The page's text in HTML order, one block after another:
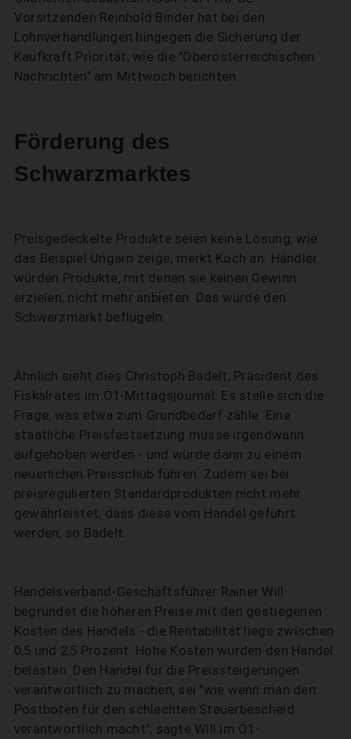
Vorsitzenden Reinhold Binder hat bei den
Lohnverhandlungen hingegen die Sicherung der
Kaufkraft Priorität, wie die "Oberösterreichischen
Nachrichten" am Mittwoch berichten.
Förderung des
Schwarzmarktes
Preisgedeckelte Produkte seien keine Lösung, wie
das Beispiel Ungarn zeige, merkt Koch an. Händler
würden Produkte, mit denen sie keinen Gewinn
erzielen, nicht mehr anbieten. Das würde den
Schwarzmarkt beflügeln.
Ähnlich sieht dies Christoph Badelt, Präsident des
Fiskalrates im Ö1-Mittagsjournal: Es stelle sich die
Frage, was etwa zum Grundbedarf zähle. Eine
staatliche Preisfestsetzung müsse irgendwann
aufgehoben werden - und würde dann zu einem
neuerlichen Preisschub führen. Zudem sei bei
preisregulierten Standardprodukten nicht mehr
gewährleistet, dass diese vom Handel geführt
werden, so Badelt.
Handelsverband-Geschäftsführer Rainer Will
begründet die höheren Preise mit den gestiegenen
Kosten des Handels - die Rentabilität liege zwischen
0,5 und 2,5 Prozent. Hohe Kosten würden den Handel
belasten. Den Handel für die Preissteigerungen
verantwortlich zu machen, sei "wie wenn man den
Postboten für den schlechten Steuerbescheid
verantwortlich macht", sagte Will im Ö1-
SUCHEN